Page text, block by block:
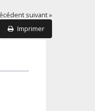
suivant »
Imprimer